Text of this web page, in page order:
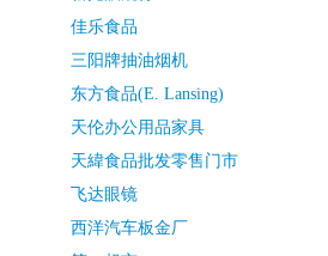
佳乐食品
三阳牌抽油烟机
东方食品(E. Lansing)
天伦办公用品家具
天緯食品批发零售门市
飞达眼镜
西洋汽车板金厂